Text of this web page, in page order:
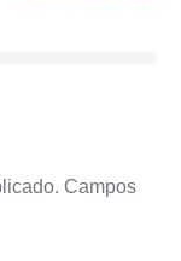
Campos